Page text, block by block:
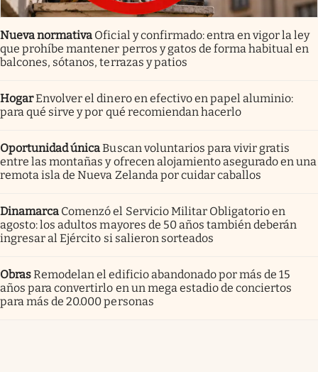
Nueva normativa Oficial y confirmado: entra en vigor la ley
que prohíbe mantener perros y gatos de forma habitual en
balcones, sótanos, terrazas y patios
HogarEnvolver el dinero en efectivo en papel aluminio:
para qué sirve y por qué recomiendan hacerlo
Oportunidad únicaBuscan voluntarios para vivir gratis
entre las montañas y ofrecen alojamiento asegurado en una
remota isla de Nueva Zelanda por cuidar caballos
Dinamarca Comenzó el Servicio Militar Obligatorio en
agosto: los adultos mayores de 50 años también deberán
ingresar al Ejército si salieron sorteados
ObrasRemodelan el edificio abandonado por más de 15
años para convertirlo en un mega estadio de conciertos
para más de 20.000 personas